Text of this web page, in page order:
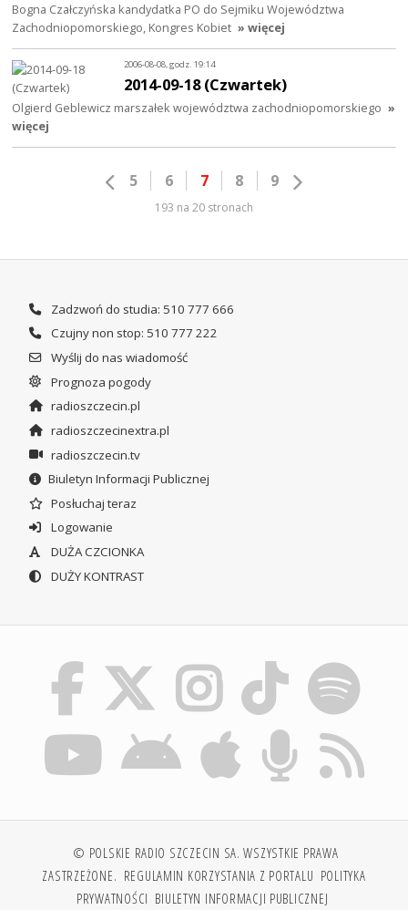
Bogna Czałczyńska kandydatka PO do Sejmiku Województwa
Zachodniopomorskiego, Kongres Kobiet » więcej
2006-08-08, godz. 19:14
2014-09-18 (Czwartek)
Olgierd Geblewicz marszałek województwa zachodniopomorskiego »
więcej
5 6 7 8 9
193 na 20 stronach
Zadzwoń do studia: 510 777 666
Czujny non stop: 510 777 222
Wyślij do nas wiadomość
Prognoza pogody
radioszczecin.pl
radioszczecinextra.pl
radioszczecin.tv
Biuletyn Informacji Publicznej
Posłuchaj teraz
Logowanie
DUŻA CZCIONKA
DUŻY KONTRAST
© POLSKIE RADIO SZCZECIN SA. WSZYSTKIE PRAWA
ZASTRZEŻONE. REGULAMIN KORZYSTANIA Z PORTALU POLITYKA
PRYWATNOŚCI BIULETYN INFORMACJI PUBLICZNEJ